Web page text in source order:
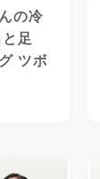
の冷
足
ツボ